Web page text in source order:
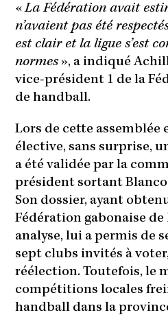
«La Fédération avait
n’avaient pas été
est clair et la ligue s’est
normes», a indiqué
vice-président 1 de la
de handball.
Lors de cette
élective, sans surprise,
a été validée par la
président sortant Blanco
Son dossier, ayant
Fédération gabonaise
analyse, lui a permis de
sept clubs invités à
réélection. Toutefois, le
compétitions locales
handball dans la